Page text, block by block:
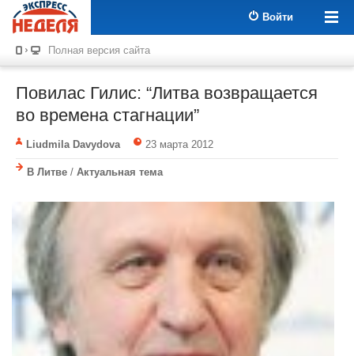
Войти
Полная версия сайта
Повилас Гилис: “Литва возвращается
во времена стагнации”
Liudmila Davydova 23 марта 2012
В Литве / Актуальная тема